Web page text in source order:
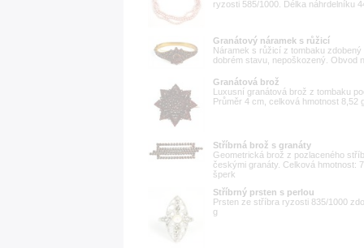
ryzosti 585/1000. Délka náhrdelníku
Granátový náramek s růžicí
Náramek s růžicí z tombaku
dobrém stavu, nepoškozený. Obvod
Granátová brož
Luxusní granátová brož z tombaku
Průměr 4 cm, celková hmotnost 8,52
Stříbrná brož s granáty
Geometrická brož z pozlaceného
českými granáty. Celková hmotnost:
šperk
Stříbrný prsten s perlou
Prsten ze stříbra ryzosti 835/1000
g